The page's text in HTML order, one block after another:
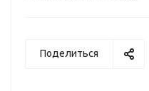
Поделиться